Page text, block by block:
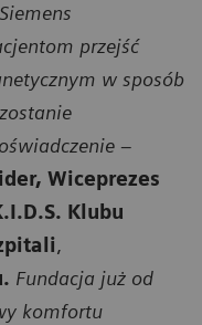
przejść
w sposób
–
Wiceprezes
Klubu
,
Fundacja już od
komfortu